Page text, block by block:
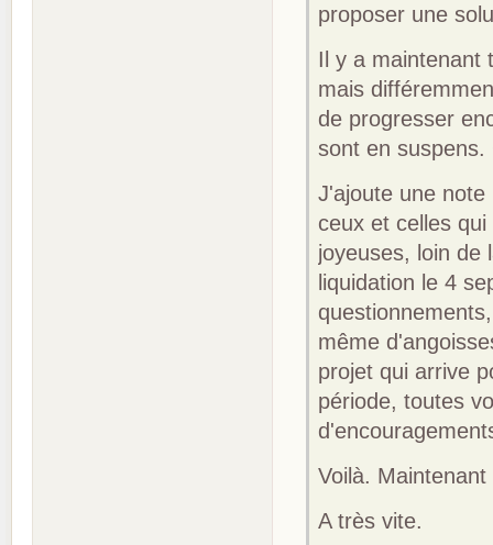
proposer une
Il y a maintenant
mais
de progresser
sont en
J'ajoute une
ceux et celles
joyeuses, loin de
liquidation le 4
même
projet qui arrive
période, toutes
Voilà.
A très vite.